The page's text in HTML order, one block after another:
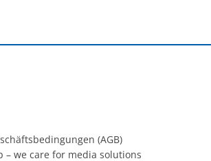
(AGB)
– we care for media solutions